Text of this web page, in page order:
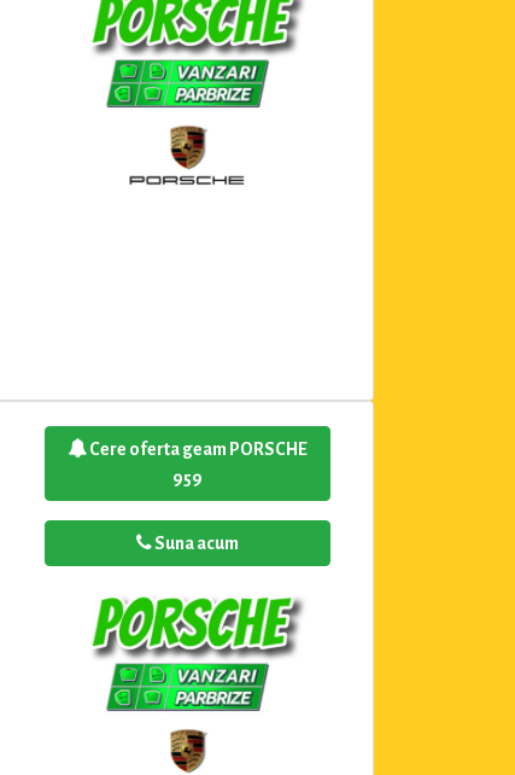
Cere oferta geam PORSCHE
959
Suna acum